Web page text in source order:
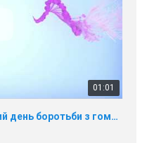
01:01
17 травня IDAHO. Міжнародний день боротьби з гомофобією трансфобією і біфобія.
звернення про те, що
не можемо зустрінеться, ми
цінності рівності та
підрозділи